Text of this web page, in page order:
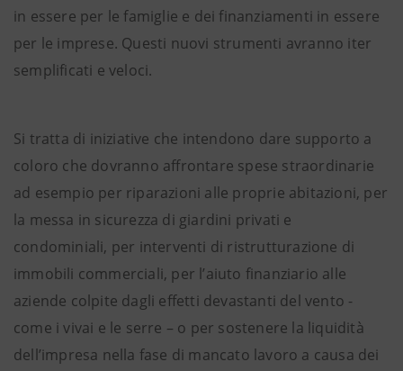
in essere per le famiglie e dei finanziamenti in essere
per le imprese. Questi nuovi strumenti avranno iter
semplificati e veloci.
Si tratta di iniziative che intendono dare supporto a
coloro che dovranno affrontare spese straordinarie
ad esempio per riparazioni alle proprie abitazioni, per
la messa in sicurezza di giardini privati e
condominiali, per interventi di ristrutturazione di
immobili commerciali, per l’aiuto finanziario alle
aziende colpite dagli effetti devastanti del vento -
come i vivai e le serre – o per sostenere la liquidità
dell’impresa nella fase di mancato lavoro a causa dei